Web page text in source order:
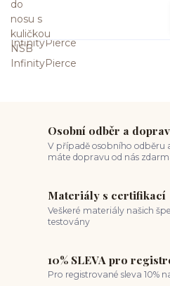
Osobní odběr a
V případě osobního odběru
máte dopravu od nás
Materiály s certifikací
Veškeré materiály našich
testovány
10% SLEVA pro
Pro registrované sleva 10%